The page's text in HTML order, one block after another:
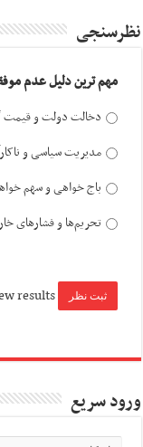
نظرسنجی
مهم ترین دلیل عدم
دخالت دولت و
مدیریت سیاسی و
باج خواهی و سهم
تحریم‌ها و فشارهای
results
ورود سریع